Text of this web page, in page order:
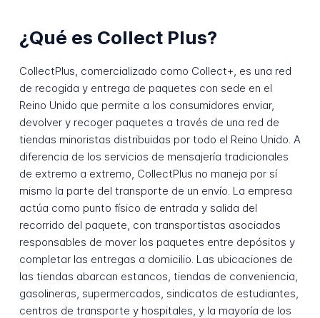
¿Qué es Collect Plus?
CollectPlus, comercializado como Collect+, es una red
de recogida y entrega de paquetes con sede en el
Reino Unido que permite a los consumidores enviar,
devolver y recoger paquetes a través de una red de
tiendas minoristas distribuidas por todo el Reino Unido. A
diferencia de los servicios de mensajería tradicionales
de extremo a extremo, CollectPlus no maneja por sí
mismo la parte del transporte de un envío. La empresa
actúa como punto físico de entrada y salida del
recorrido del paquete, con transportistas asociados
responsables de mover los paquetes entre depósitos y
completar las entregas a domicilio. Las ubicaciones de
las tiendas abarcan estancos, tiendas de conveniencia,
gasolineras, supermercados, sindicatos de estudiantes,
centros de transporte y hospitales, y la mayoría de los